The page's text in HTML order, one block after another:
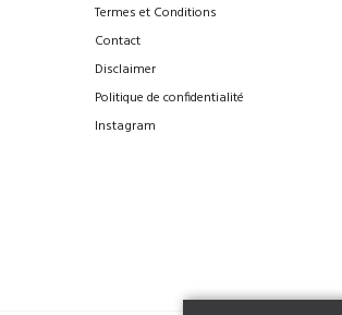
Termes et Conditions
Contact
Disclaimer
Politique de confidentialité
Instagram